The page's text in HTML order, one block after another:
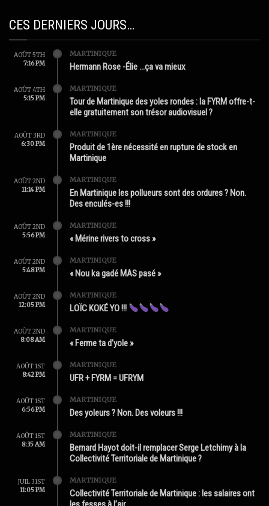
CES DERNIERS JOURS…
AOÛT 5TH
7:16 PM
MARTINIQUE
Hermann Rose -Élie …ça va mieux
AOÛT 4TH
5:15 PM
MARTINIQUE
Tour de Martinique des yoles rondes : la FYRM offre-t-
elle gratuitement son trésor audiovisuel ?
AOÛT 3RD
6:30 PM
MARTINIQUE
Produit de 1ère nécessité en rupture de stock en
Martinique
AOÛT 2ND
11:14 PM
MARTINIQUE
En Martinique les pollueurs sont des ordures ? Non.
Des enculés-es !!!
AOÛT 2ND
5:56 PM
MARTINIQUE
« Mérine rivers to cross »
AOÛT 2ND
5:48 PM
MARTINIQUE
« Nou ka gadé MAS pasé »
AOÛT 2ND
12:05 PM
MARTINIQUE
LOÏC KOKÉ YO !!!
AOÛT 2ND
8:08 AM
MARTINIQUE
« Ferme ta d’yole »
AOÛT 1ST
8:42 PM
MARTINIQUE
UFR + FYRM = UFRYM
AOÛT 1ST
6:56 PM
MARTINIQUE
Des yoleurs ? Non. Des voleurs !!!
AOÛT 1ST
8:35 AM
MARTINIQUE
Bernard Hayot doit-il remplacer Serge Letchimy à la
Collectivité Territoriale de Martinique ?
JUIL 31ST
11:05 PM
MARTINIQUE
Collectivité Territoriale de Martinique : les salaires ont